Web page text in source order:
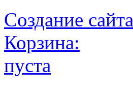
Создание сайта
Корзина:
пуста